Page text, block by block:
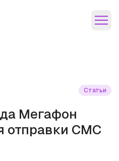
Статьи
Мегафон
отправки СМС